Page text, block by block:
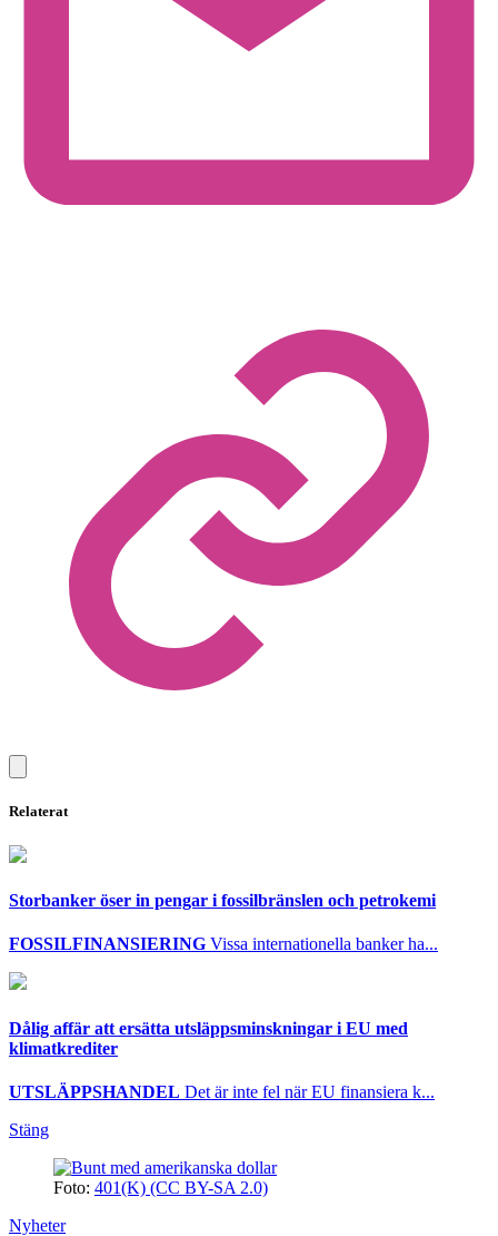
Relaterat
Storbanker öser in pengar i fossilbränslen och petrokemi
FOSSILFINANSIERING Vissa internationella banker ha...
Dålig affär att ersätta utsläppsminskningar i EU med
klimatkrediter
UTSLÄPPSHANDEL Det är inte fel när EU finansiera k...
Stäng
Foto: 401(K) (CC BY-SA 2.0)
Nyheter